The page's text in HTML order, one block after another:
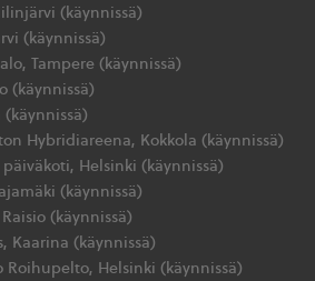
(käynnissä)
(käynnissä)
Tampere (käynnissä)
(käynnissä)
Hybridiareena, Kokkola (käynnissä)
Helsinki (käynnissä)
(käynnissä)
(käynnissä)
Kaarina (käynnissä)
Helsinki (käynnissä)